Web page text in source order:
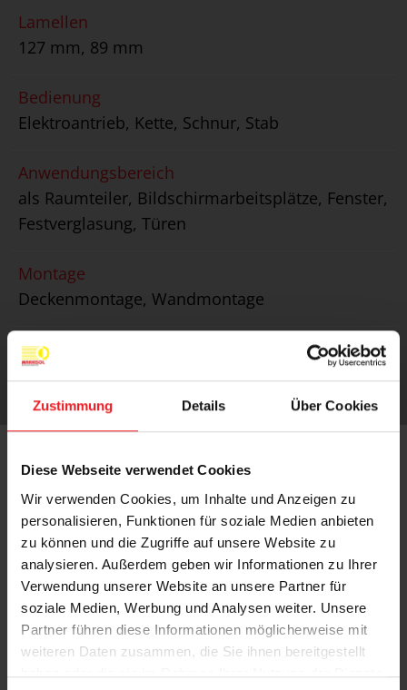
Zustimmung Details Über Cookies
Diese Webseite verwendet Cookies
Wir verwenden Cookies, um Inhalte und Anzeigen zu
personalisieren, Funktionen für soziale Medien anbieten
zu können und die Zugriffe auf unsere Website zu
analysieren. Außerdem geben wir Informationen zu Ihrer
Verwendung unserer Website an unsere Partner für
soziale Medien, Werbung und Analysen weiter. Unsere
Partner führen diese Informationen möglicherweise mit
weiteren Daten zusammen, die Sie ihnen bereitgestellt
haben oder die sie im Rahmen Ihrer Nutzung der Dienste
Lamellen
127 mm, 89 mm
Bedienung
Elektroantrieb, Kette, Schnur, Stab
Anwendungsbereich
als Raumteiler, Bildschirmarbeitsplätze, Fenster,
Festverglasung, Türen
Montage
Deckenmontage, Wandmontage
Hinweis